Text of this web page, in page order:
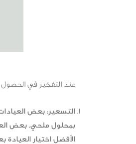
عند التفكير في
التسعير: بعض
بمحلول ملحي. بعض
الأفضل اختيار العيادة